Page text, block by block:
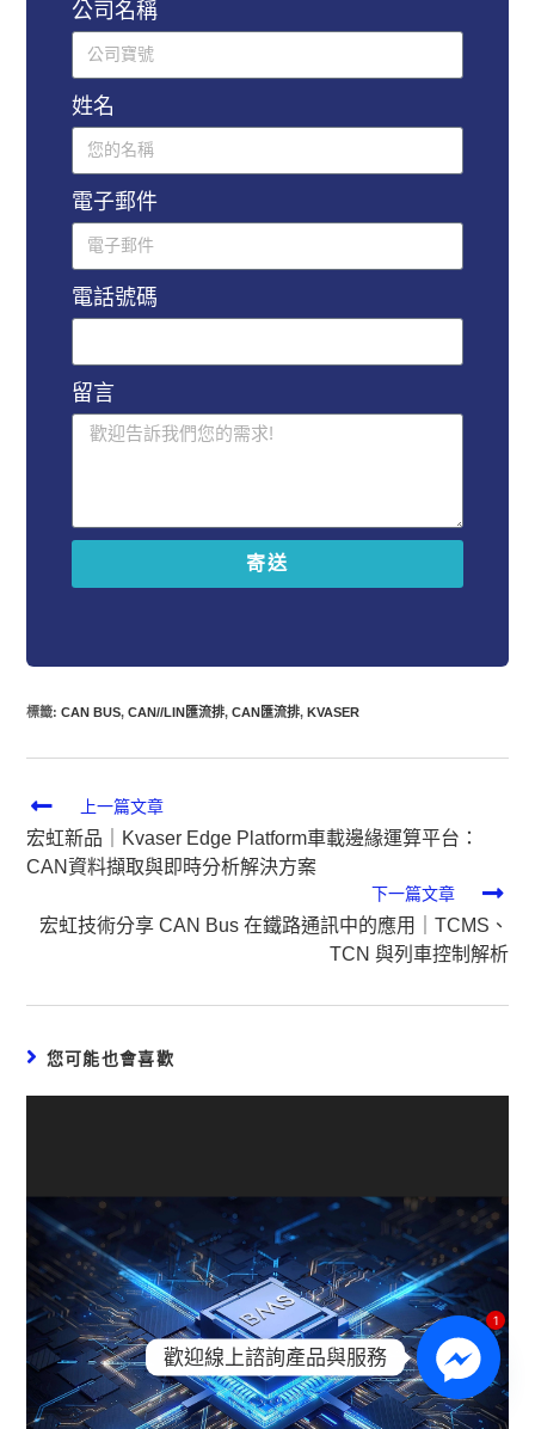
公司名稱
姓名
電子郵件
電話號碼
留言
寄送
v
e
:
標籤:CAN BUS, CAN//LIN匯流排, CAN匯流排, KVASER
上一篇文章
宏虹新品｜Kvaser Edge Platform車載邊緣運算平台：
CAN資料擷取與即時分析解決方案
下一篇文章
宏虹技術分享 CAN Bus 在鐵路通訊中的應用｜TCMS、
TCN 與列車控制解析
您可能也會喜歡
1
歡迎線上諮詢產品與服務